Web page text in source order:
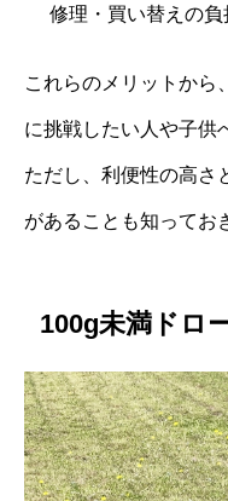
修理・買い替えの負
これらのメリットから
に挑戦したい人や子供
ただし、利便性の高さ
があることも知ってお
100g未満ドロ